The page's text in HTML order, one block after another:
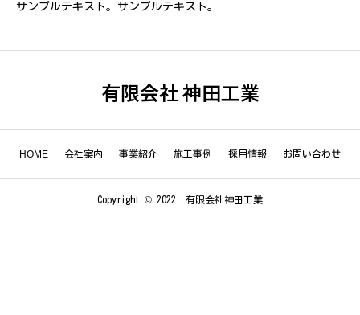
サンプルテキスト。サンプルテキスト。
有限会社 神田工業
HOME 会社案内 事業紹介 施工事例 採用情報 お問い合わせ
Copyright © 2022 有限会社神田工業